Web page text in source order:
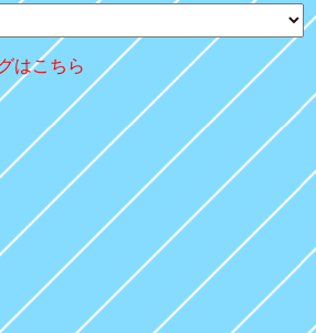
はこちら